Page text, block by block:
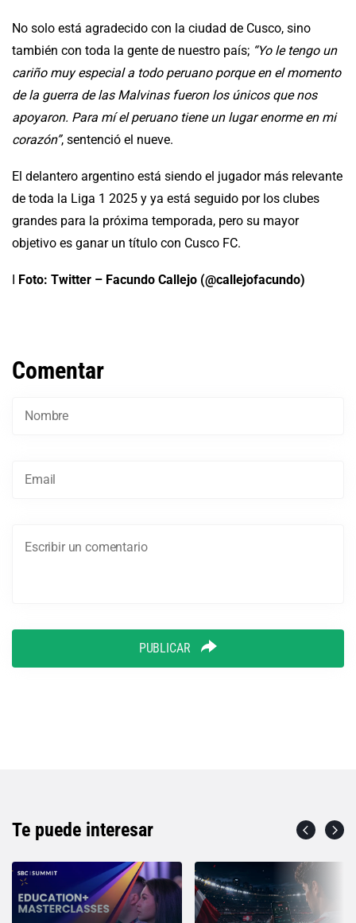
No solo está agradecido con la ciudad de Cusco, sino
también con toda la gente de nuestro país; “Yo le tengo un
cariño muy especial a todo peruano porque en el momento
de la guerra de las Malvinas fueron los únicos que nos
apoyaron. Para mí el peruano tiene un lugar enorme en mi
corazón”, sentenció el nueve.
El delantero argentino está siendo el jugador más relevante
de toda la Liga 1 2025 y ya está seguido por los clubes
grandes para la próxima temporada, pero su mayor
objetivo es ganar un título con Cusco FC.
I Foto: Twitter – Facundo Callejo (@callejofacundo)
Comentar
PUBLICAR
Te puede interesar